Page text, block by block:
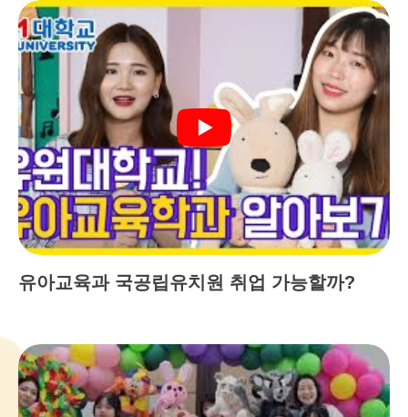
유아교육과 국공립유치원 취업 가능할까?